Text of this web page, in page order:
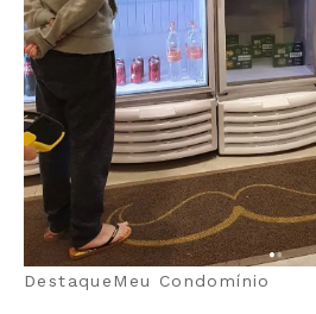
DestaqueMeu Condomínio